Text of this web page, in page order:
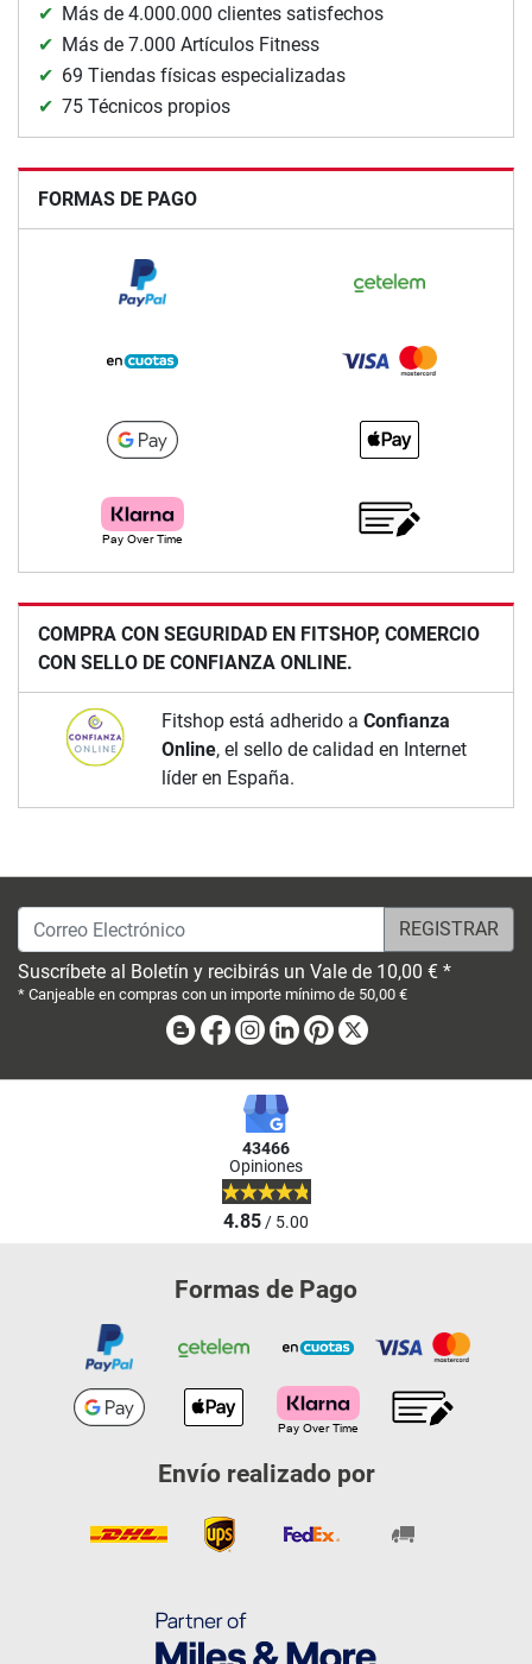
Más de 4.000.000 clientes satisfechos
Más de 7.000 Artículos Fitness
69 Tiendas físicas especializadas
75 Técnicos propios
FORMAS DE PAGO
COMPRA CON SEGURIDAD EN FITSHOP, COMERCIO
CON SELLO DE CONFIANZA ONLINE.
Fitshop está adherido a Confianza
Online, el sello de calidad en Internet
líder en España.
Correo Electrónico
Suscríbete al Boletín y recibirás un Vale de 10,00 € *
* Canjeable en compras con un importe mínimo de 50,00 €
BlogFacebook
Instagram
LinkedinPinterest
43466
Opiniones
4.85/ 5.00
Formas de Pago
Envío realizado por